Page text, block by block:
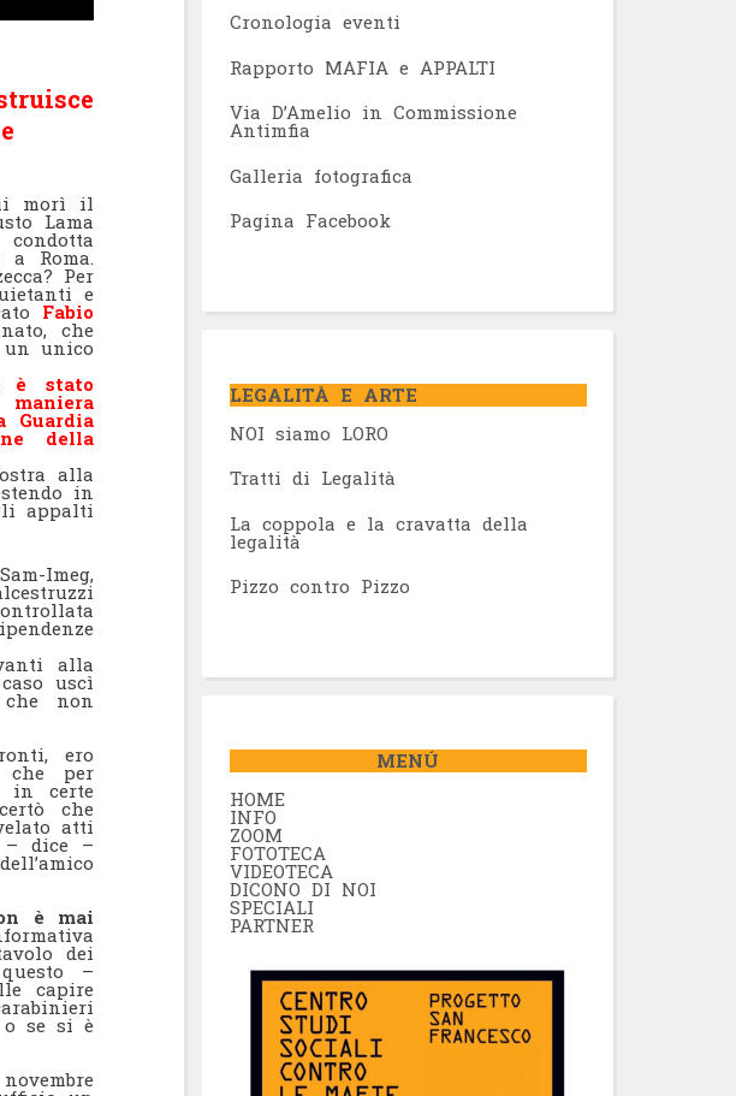
morì il
Lama
Roma.
Per
e
Fabio
che
unico
è stato
Guardia
della
alla
in
appalti
Imeg,
alla
uscì
non
ero
che per
in certe
che
atti
– dice –
è mai
dei
–
capire
se si è
Cronologia eventi
Rapporto MAFIA e APPALTI
Via D’Amelio in Commissione
Antimfia
Galleria fotografica
Pagina Facebook
LEGALITÀ E ARTE
NOI siamo LORO
Tratti di Legalità
La coppola e la cravatta della
legalità
Pizzo contro Pizzo
MENÚ
HOME
INFO
ZOOM
FOTOTECA
VIDEOTECA
DICONO DI NOI
SPECIALI
PARTNER